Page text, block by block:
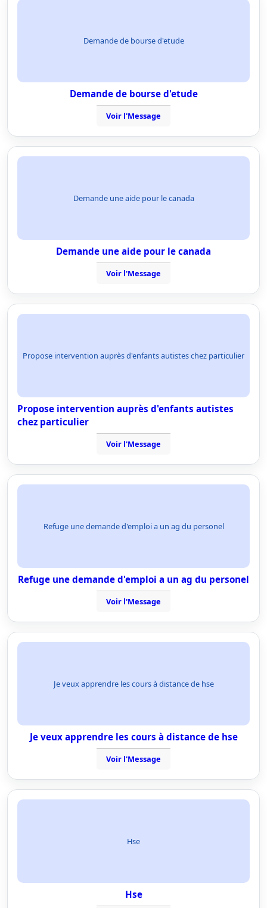
Demande de bourse d'etude
Demande de bourse d'etude
Voir l'Message
Demande une aide pour le canada
Demande une aide pour le canada
Voir l'Message
Propose intervention auprès d'enfants autistes chez particulier
Propose intervention auprès d'enfants autistes
chez particulier
Voir l'Message
Refuge une demande d'emploi a un ag du personel
Refuge une demande d'emploi a un ag du personel
Voir l'Message
Je veux apprendre les cours à distance de hse
Je veux apprendre les cours à distance de hse
Voir l'Message
Hse
Hse